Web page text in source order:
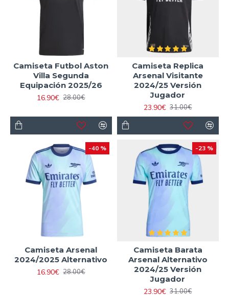
Camiseta Futbol Aston
Villa Segunda
Equipación 2025/26
16.90€ 28.00€
Camiseta Replica
Arsenal Visitante
2024/25 Versión
Jugador
23.90€ 31.00€
-40 %
Camiseta Arsenal
2024/2025 Alternativo
16.90€ 28.00€
-23 %
Camiseta Barata
Arsenal Alternativo
2024/25 Versión
Jugador
23.90€ 31.00€